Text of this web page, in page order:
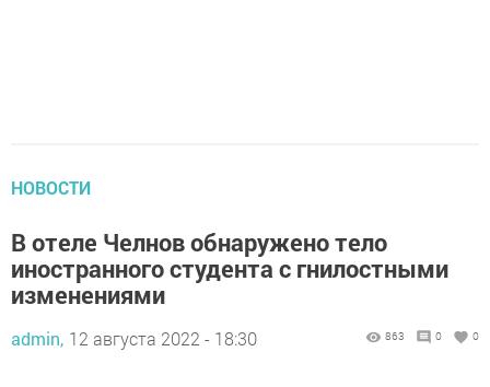
НОВОСТИ
В отеле Челнов обнаружено тело
иностранного студента с гнилостными
изменениями
admin, 12 августа 2022 - 18:30 863 0 0